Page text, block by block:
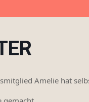
Amelie hat